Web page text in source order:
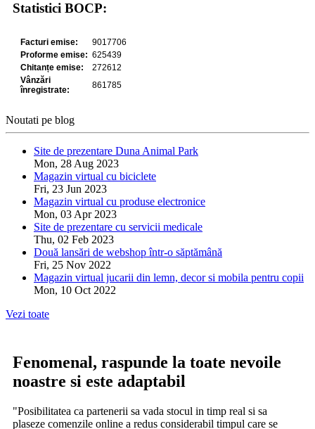
Statistici BOCP:
Noutati pe blog
Site de prezentare Duna Animal Park
Mon, 28 Aug 2023
Magazin virtual cu biciclete
Fri, 23 Jun 2023
Magazin virtual cu produse electronice
Mon, 03 Apr 2023
Site de prezentare cu servicii medicale
Thu, 02 Feb 2023
Două lansări de webshop într-o săptămână
Fri, 25 Nov 2022
Magazin virtual jucarii din lemn, decor si mobila pentru copii
Mon, 10 Oct 2022
Vezi toate
Fenomenal, raspunde la toate nevoile
noastre si este adaptabil
"Posibilitatea ca partenerii sa vada stocul in timp real si sa
plaseze comenzile online a redus considerabil timpul care se